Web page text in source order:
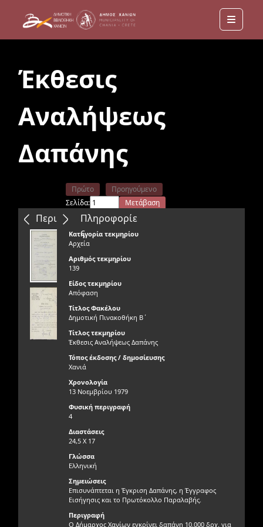
Menu
Έκθεσις
Αναλήψεως
Δαπάνης
Περιεχόμενα
Πρώτο
Προηγούμενο
Σελίδα:
Μετάβαση
Επόμενο
Τελευταίο
Πληροφορίε
ς
Κατηγορία τεκμηρίου
Αρχεία
Αριθμός τεκμηρίου
139
Είδος τεκμηρίου
Απόφαση
Τίτλος Φακέλου
Δημοτική Πινακοθήκη Β΄
Τίτλος τεκμηρίου
Έκθεσις Αναλήψεως Δαπάνης
Τόπος έκδοσης / δημοσίευσης
Χανιά
Χρονολογία
13 Νοεμβρίου 1979
Φυσική περιγραφή
4
Διαστάσεις
24,5 Χ 17
Γλώσσα
Ελληνική
Σημειώσεις
Επισυνάπτεται η Έγκριση Δαπάνης, η Έγγραφος
Εισήγησις και το Πρωτόκολλο Παραλαβής.
Περιγραφή
Ο Δήμαρχος Χανίων εγκρίνει δαπάνη 10.000 δρχ. για